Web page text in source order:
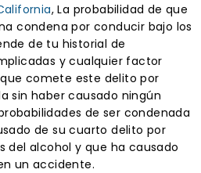
, La probabilidad de que
condena por conducir bajo los
de tu historial de
y cualquier factor
comete este delito por
sin haber causado ningún
de ser condenada
de su cuarto delito por
del alcohol y que ha causado
un accidente.